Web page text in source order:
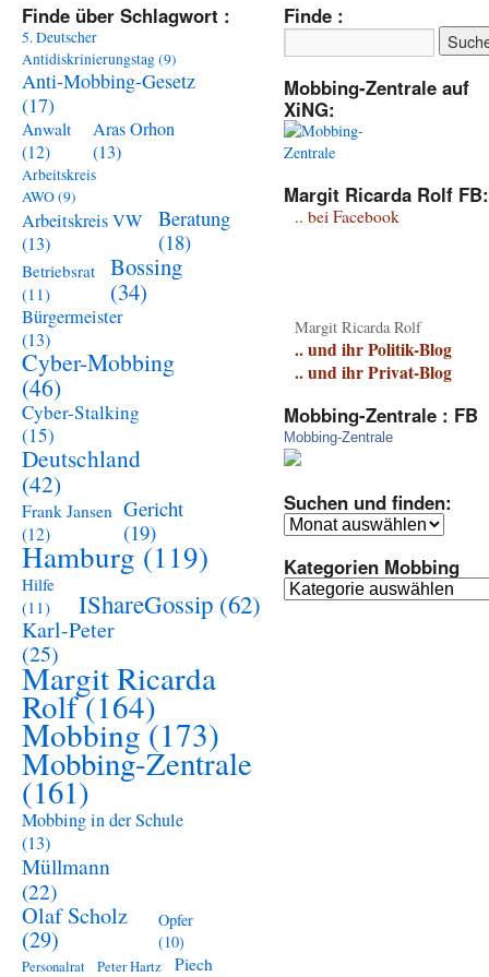
Finde über Schlagwort :
5. Deutscher
Antidiskrinierungstag(9)
Anti-Mobbing-Gesetz
(17)
Anwalt
(12)
Aras Orhon
(13)
Arbeitskreis
AWO(9)
Arbeitskreis VW
(13)
Beratung
(18)
Betriebsrat
(11)
Bossing
(34)
Bürgermeister
(13)
Cyber-Mobbing
(46)
Cyber-Stalking
(15)
Deutschland
(42)
Frank Jansen
(12)
Gericht
(19)
Hamburg (119)
Hilfe
(11)
IShareGossip (62)
Karl-Peter
(25)
Margit Ricarda
Rolf(164)
Mobbing(173)
Mobbing-Zentrale
(161)
Mobbing in der Schule
(13)
Müllmann
(22)
Olaf Scholz
(29)
Opfer
(10)
Personalrat
Peter Hartz
Piech
Finde :
Mobbing-Zentrale auf
XiNG:
Margit Ricarda Rolf FB:
.. bei Facebook
Margit Ricarda Rolf
.. und ihr Politik-Blog
.. und ihr Privat-Blog
Mobbing-Zentrale : FB
Mobbing-Zentrale
Suchen und finden:
Suchen
finden:
Kategorien Mobbing
Kategorien